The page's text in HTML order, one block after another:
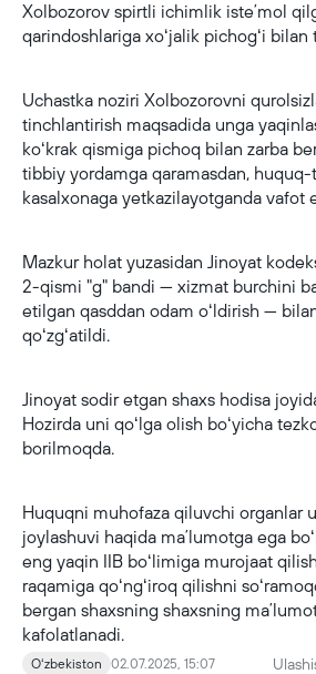
Xolbozorov spirtli ichimlik isteʼmol
qarindoshlariga xoʻjalik pichogʻi bilan
Uchastka noziri Xolbozorovni
tinchlantirish maqsadida unga
koʻkrak qismiga pichoq bilan zarba
tibbiy yordamga qaramasdan,
kasalxonaga yetkazilayotganda vafot
Mazkur holat yuzasidan Jinoyat
2-qismi "g" bandi — xizmat burchini
etilgan qasddan odam oʻldirish —
qoʻzgʻatildi.
Jinoyat sodir etgan shaxs hodisa
Hozirda uni qoʻlga olish boʻyicha
borilmoqda.
Huquqni muhofaza qiluvchi organlar
joylashuvi haqida maʼlumotga ega
eng yaqin IIB boʻlimiga murojaat
raqamiga qoʻngʻiroq qilishni
bergan shaxsning shaxsning
kafolatlanadi.
Oʻzbekiston 02.07.2025, 15:07